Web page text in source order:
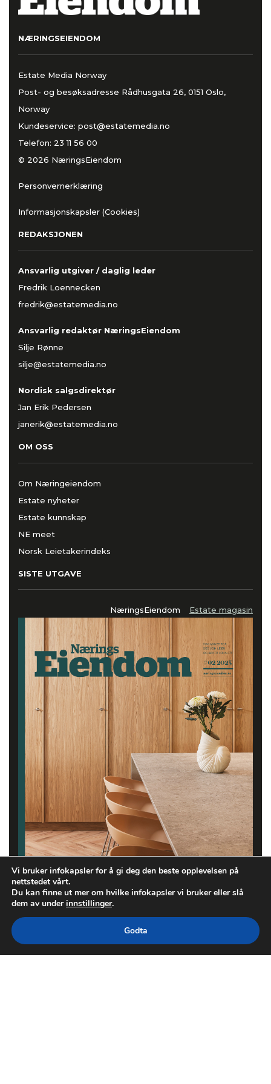
NÆRINGSEIENDOM
Estate Media Norway
Post- og besøksadresse Rådhusgata 26, 0151 Oslo,
Norway
Kundeservice: post@estatemedia.no
Telefon: 23 11 56 00
© 2026 NæringsEiendom
Personvernerklæring
Informasjonskapsler (Cookies)
REDAKSJONEN
Ansvarlig utgiver / daglig leder
Fredrik Loennecken
fredrik@estatemedia.no
Ansvarlig redaktør NæringsEiendom
Silje Rønne
silje@estatemedia.no
Nordisk salgsdirektør
Jan Erik Pedersen
janerik@estatemedia.no
OM OSS
Om Næringeiendom
Estate nyheter
Estate kunnskap
NE meet
Norsk Leietakerindeks
SISTE UTGAVE
NæringsEiendom Estate magasin
Vi bruker infokapsler for å gi deg den beste opplevelsen på
nettstedet vårt.
Du kan finne ut mer om hvilke infokapsler vi bruker eller slå
dem av underinnstillinger.
Godta